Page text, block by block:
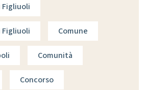
Figliuoli
Figliuoli Comune
Comunità
Concorso